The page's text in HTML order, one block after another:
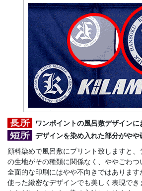
ワンポイントの風呂敷デザインに
デザインを染め入れた部分がやや
顔料染めで風呂敷にプリント致しますと
の生地がその種類に関係なく、ややごわつ
全面的な印刷にはやや不向きではありま
使った緻密なデザインでも美しく表現で